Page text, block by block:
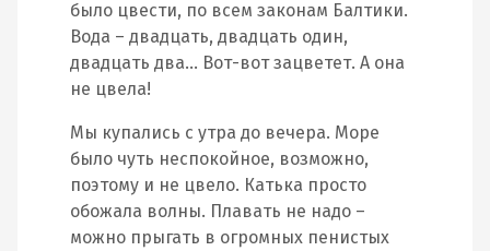
было цвести, по всем законам Балтики.
Вода – двадцать, двадцать один,
двадцать два… Вот-вот зацветет. А она
не цвела!
Мы купались с утра до вечера. Море
было чуть неспокойное, возможно,
поэтому и не цвело. Катька просто
обожала волны. Плавать не надо –
можно прыгать в огромных пенистых